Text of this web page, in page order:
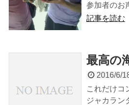
参加者のお
記事を読む
最高の
2016/6/
これだけコ
ジャカラン